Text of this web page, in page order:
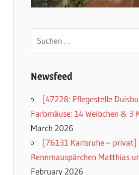
Newsfeed
[47228: Pflegestelle
Farbmäuse: 14 Weibchen & 3
March 2026
[76131 Karlsruhe – privat]
Rennmauspärchen Matthias
February 2026